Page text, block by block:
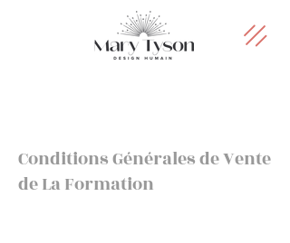
Conditions Générales de Vente
de La Formation